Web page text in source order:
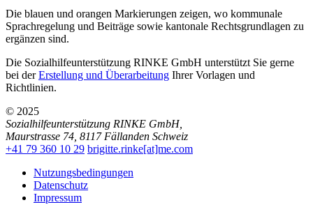
Die blauen und orangen Markierungen zeigen, wo kommunale
Sprachregelung und Beiträge sowie kantonale Rechtsgrundlagen zu
ergänzen sind.
Die Sozialhilfeunterstützung RINKE GmbH unterstützt Sie gerne
bei derErstellung und Überarbeitung Ihrer Vorlagen und
Richtlinien.
© 2025
Sozialhilfeunterstützung RINKE GmbH,
Maurstrasse 74 8117 Fällanden Schweiz
+41 79 360 10 29 brigitte.rinke[at]me.com
Nutzungsbedingungen
Datenschutz
Impressum